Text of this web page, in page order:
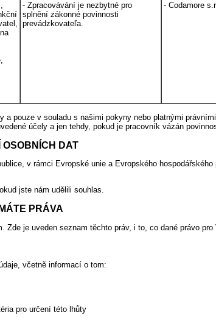
- Zpracovávání je nezbytné pro
splnění zákonné povinnosti
prevádzkovateľa.
- Codamore
pouze v souladu s našimi pokyny nebo platnými
účely a jen tehdy, pokud je pracovník vázán
OSOBNÍCH DAT
v rámci Evropské unie a Evropského
jste nám udělili souhlas.
PRÁVA
je uveden seznam těchto práv, i to, co dané právo pro
včetně informací o tom:
pro určení této lhůty